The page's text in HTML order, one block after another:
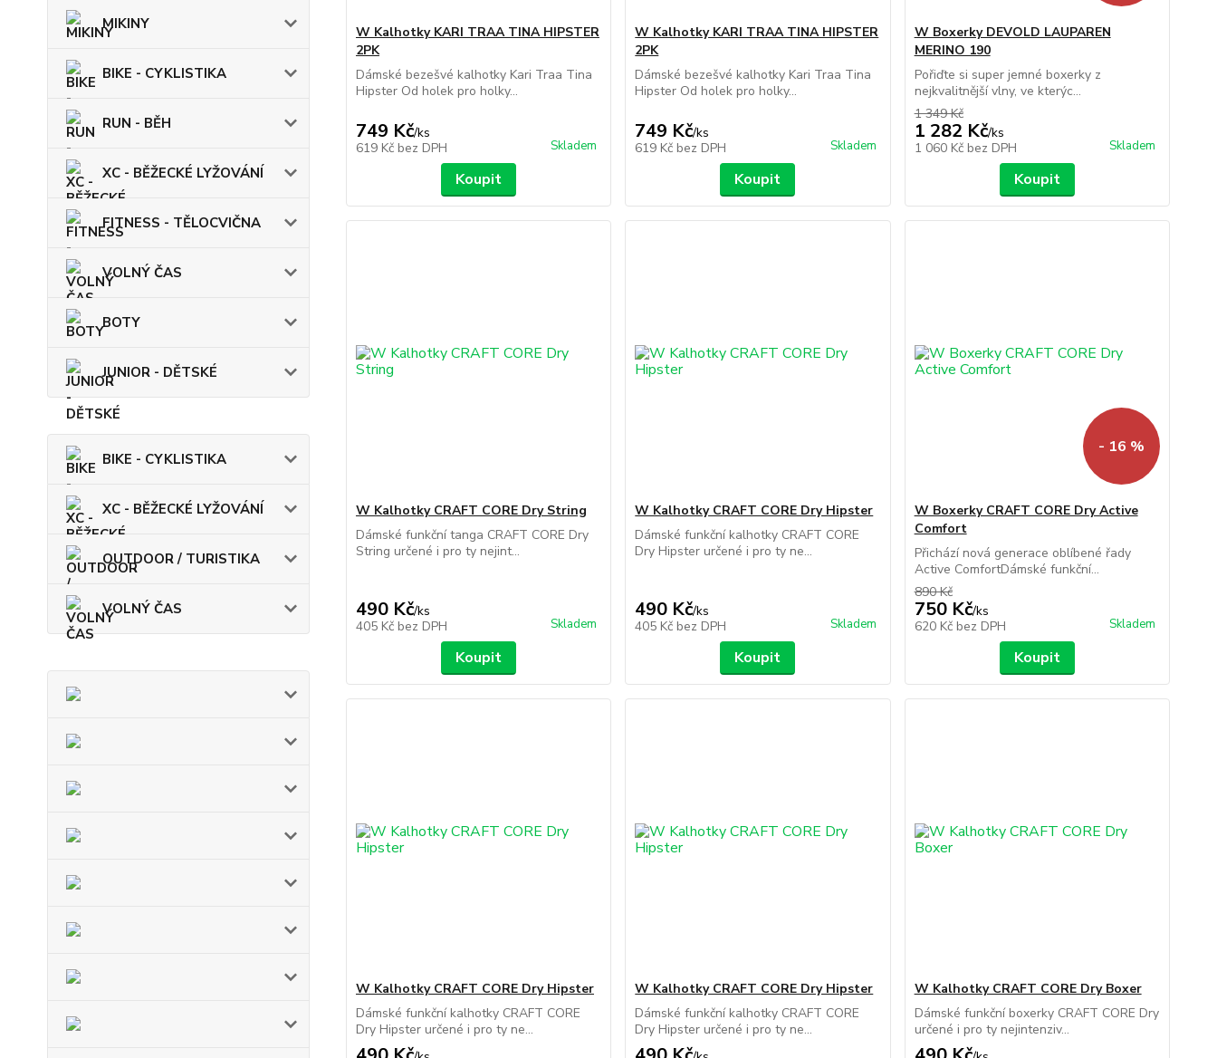
MIKINY
BIKE - CYKLISTIKA
RUN - BĚH
XC - BĚŽECKÉ LYŽOVÁNÍ
FITNESS - TĚLOCVIČNA
VOLNÝ ČAS
BOTY
JUNIOR - DĚTSKÉ
BIKE - CYKLISTIKA
XC - BĚŽECKÉ LYŽOVÁNÍ
OUTDOOR / TURISTIKA
VOLNÝ ČAS
W Kalhotky KARI TRAA TINA HIPSTER
2PK
Dámské bezešvé kalhotky Kari Traa Tina
Hipster Od holek pro holky...
749 Kč/ks
619 Kč bez DPH Skladem
Koupit
W Kalhotky KARI TRAA TINA HIPSTER
2PK
Dámské bezešvé kalhotky Kari Traa Tina
Hipster Od holek pro holky...
749 Kč/ks
619 Kč bez DPH Skladem
Koupit
W Boxerky DEVOLD LAUPAREN
MERINO 190
Pořiďte si super jemné boxerky z
nejkvalitnější vlny, ve kterýc...
1 349 Kč
1 282 Kč/ks
1 060 Kč bez DPH Skladem
Koupit
W Kalhotky CRAFT CORE Dry String
Dámské funkční tanga CRAFT CORE Dry
String určené i pro ty nejint...
490 Kč/ks
405 Kč bez DPH Skladem
Koupit
W Kalhotky CRAFT CORE Dry Hipster
Dámské funkční kalhotky CRAFT CORE
Dry Hipster určené i pro ty ne...
490 Kč/ks
405 Kč bez DPH Skladem
Koupit
- 16 %
W Boxerky CRAFT CORE Dry Active
Comfort
Přichází nová generace oblíbené řady
Active ComfortDámské funkční...
890 Kč
750 Kč/ks
620 Kč bez DPH Skladem
Koupit
W Kalhotky CRAFT CORE Dry Hipster
Dámské funkční kalhotky CRAFT CORE
Dry Hipster určené i pro ty ne...
W Kalhotky CRAFT CORE Dry Hipster
Dámské funkční kalhotky CRAFT CORE
Dry Hipster určené i pro ty ne...
W Kalhotky CRAFT CORE Dry Boxer
Dámské funkční boxerky CRAFT CORE Dry
určené i pro ty nejintenziv...